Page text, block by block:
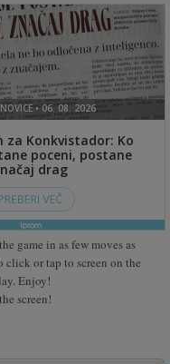
game in as few moves as
click or tap to screen on the
Enjoy!
screen!